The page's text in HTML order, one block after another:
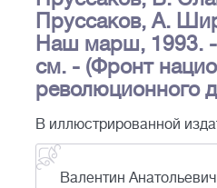
Пруссаков, А.
Наш марш, 1993. -
см. - (Фронт
революционного
В иллюстрированной
Валентин